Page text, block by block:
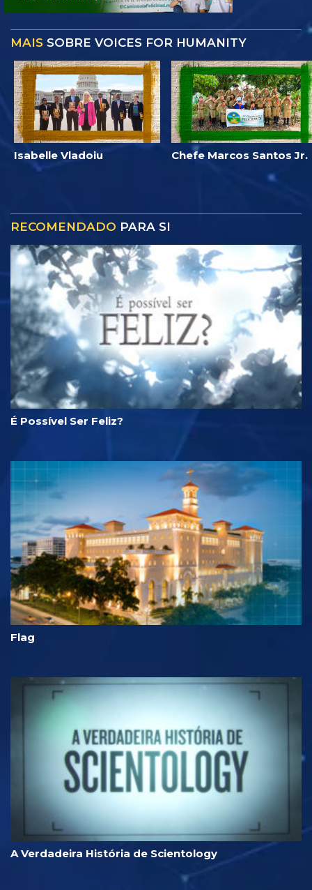
MAIS SOBRE VOICES FOR HUMANITY
Isabelle Vladoiu Chefe Marcos Santos Jr.
RECOMENDADO PARA SI
É Possível Ser Feliz?
Flag
A Verdadeira História de Scientology